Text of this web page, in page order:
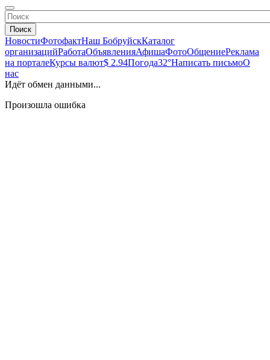
Поиск
НовостиФотофактНаш БобруйскКаталог
организацийРаботаОбъявленияАфишаФотоОбщениеРеклама
на порталеКурсы валют$ 2.94Погода32°Написать письмоО
нас
Идёт обмен данными...
Произошла ошибка